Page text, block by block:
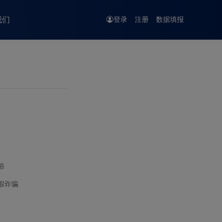
们 登录 注册 数据填报
诈骗